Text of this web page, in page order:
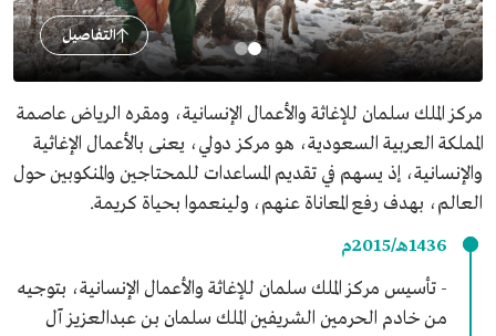
التفاصيل
مركز الملك سلمان للإغاثة والأعمال الإنسانية، ومقره الرياض عاصمة
المملكة العربية السعودية، هو مركز دولي، يعنى بالأعمال الإغاثية
والإنسانية، إذ يسهم في تقديم المساعدات للمحتاجين والمنكوبين حول
العالم، بهدف رفع المعاناة عنهم، ولينعموا بحياة كريمة.
1436هـ/2015م
- تأسيس مركز الملك سلمان للإغاثة والأعمال الإنسانية، بتوجيه
من خادم الحرمين الشريفين الملك سلمان بن عبدالعزيز آل